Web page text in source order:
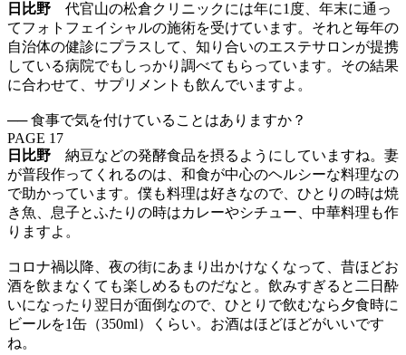
日比野 代官山の松倉クリニックには年に1度、年末に通っ
てフォトフェイシャルの施術を受けています。それと毎年の
自治体の健診にプラスして、知り合いのエステサロンが提携
している病院でもしっかり調べてもらっています。その結果
に合わせて、サプリメントも飲んでいますよ。
── 食事で気を付けていることはありますか？
PAGE 17
日比野 納豆などの発酵食品を摂るようにしていますね。妻
が普段作ってくれるのは、和食が中心のヘルシーな料理なの
で助かっています。僕も料理は好きなので、ひとりの時は焼
き魚、息子とふたりの時はカレーやシチュー、中華料理も作
りますよ。
コロナ禍以降、夜の街にあまり出かけなくなって、昔ほどお
酒を飲まなくても楽しめるものだなと。飲みすぎると二日酔
いになったり翌日が面倒なので、ひとりで飲むなら夕食時に
ビールを1缶（350ml）くらい。お酒はほどほどがいいです
ね。